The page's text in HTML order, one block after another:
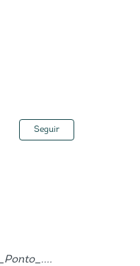
Seguir